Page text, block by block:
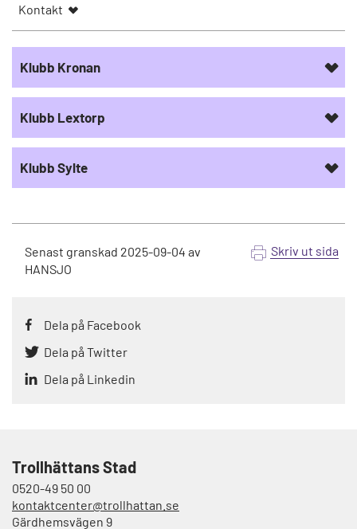
Kontakt
Klubb Kronan
Klubb Lextorp
Klubb Sylte
Senast granskad 2025-09-04 av
HANSJO
Skriv ut sida
Dela på Facebook
Dela på Twitter
Dela på Linkedin
Trollhättans Stad
0520-49 50 00
kontaktcenter@trollhattan.se
Gärdhemsvägen 9